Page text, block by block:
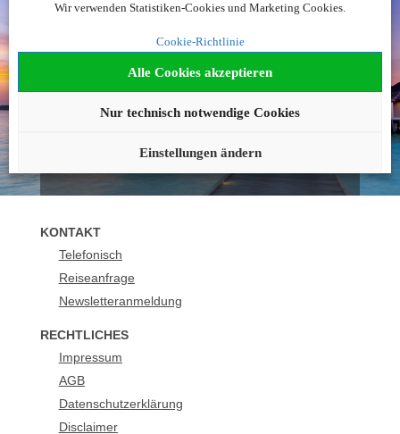
Wir verwenden Statistiken-Cookies und Marketing Cookies.
Cookie-Richtlinie
Alle Cookies akzeptieren
Nur technisch notwendige Cookies
Einstellungen ändern
Noch nicht fündig
geworden?
Wir beraten Sie gerne!
040 - 42236 1483
buchung@urlaubsplus.de
KONTAKT
Telefonisch
Reiseanfrage
Newsletteranmeldung
RECHTLICHES
Impressum
AGB
Datenschutzerklärung
Disclaimer